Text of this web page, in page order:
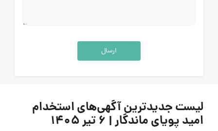
ارسال
لیست جدیدترین آگهی‌های استخدام
امید پویای ماندگار | ۶ تیر ۱۴۰۵